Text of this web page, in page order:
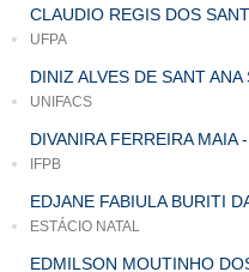
CLAUDIO REGIS DOS
UFPA
DINIZ ALVES DE SANT ANA
UNIFACS
DIVANIRA FERREIRA MAIA-
IFPB
EDJANE FABIULA BURITI
ESTÁCIO NATAL
EDMILSON MOUTINHO